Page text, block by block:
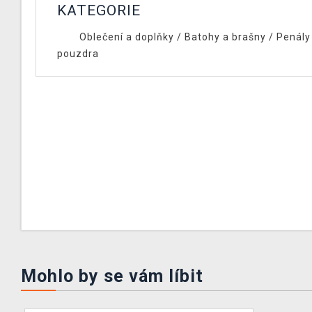
KATEGORIE
Oblečení a doplňky / Batohy a brašny /
pouzdra
Mohlo by se vám líbit